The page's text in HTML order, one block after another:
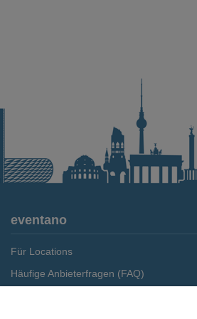
eventano
Für Locations
Häufige Anbieterfragen (FAQ)